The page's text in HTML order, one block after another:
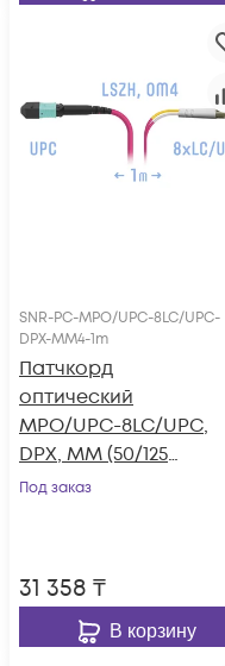
SNR-PC-MPO/UPC-8LC/UPC-
DPX-MM4-1m
Патчкорд
оптический
MPO/UPC-8LC/UPC,
DPX, MM (50/125
OM4), 1 метр
Под заказ
31 358 ₸
В корзину